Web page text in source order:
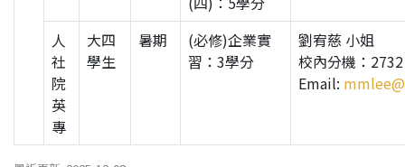
人
社
院
英
專
大四
學生
暑期
(必修)企業實
習：3學分
劉宥慈 小姐
校內分機：2732
Email: